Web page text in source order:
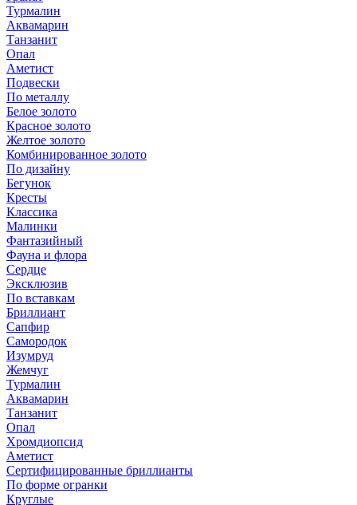
Турмалин
Аквамарин
Танзанит
Опал
Аметист
Подвески
По металлу
Белое золото
Красное золото
Желтое золото
Комбинированное золото
По дизайну
Бегунок
Кресты
Классика
Малинки
Фантазийный
Фауна и флора
Сердце
Эксклюзив
По вставкам
Бриллиант
Сапфир
Самородок
Изумруд
Жемчуг
Турмалин
Аквамарин
Танзанит
Опал
Хромдиопсид
Аметист
Сертифицированные бриллианты
По форме огранки
Круглые